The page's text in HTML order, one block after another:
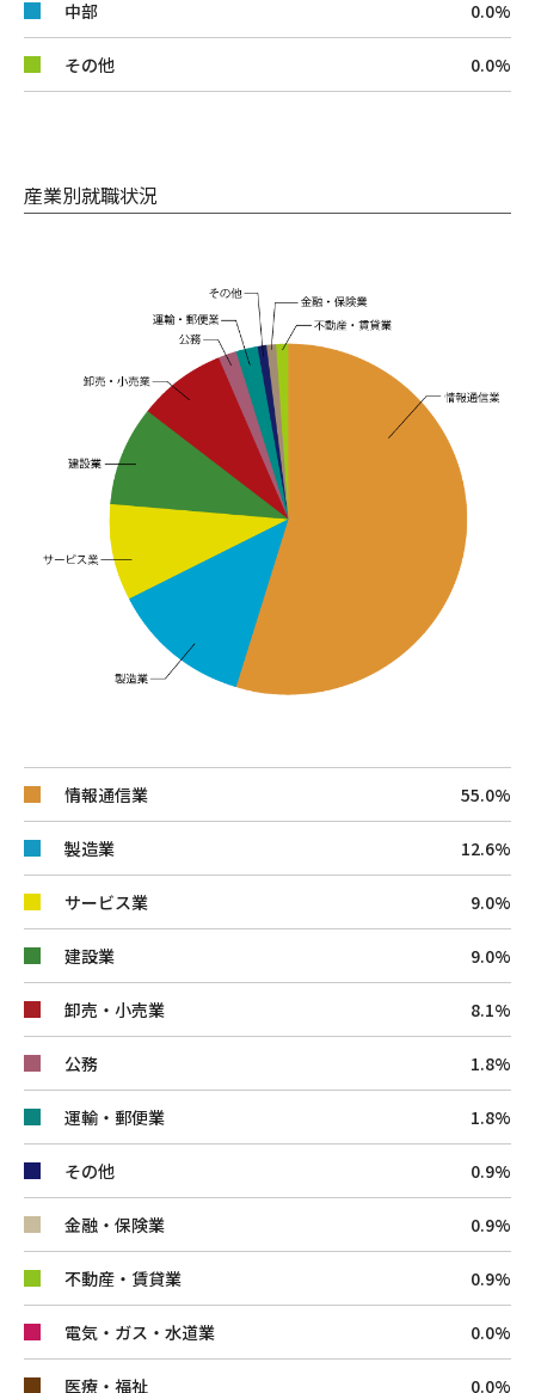
中部 0.0%
その他 0.0%
産業別就職状況
情報通信業 55.0%
製造業 12.6%
サービス業 9.0%
建設業 9.0%
卸売・小売業 8.1%
公務 1.8%
運輸・郵便業 1.8%
その他 0.9%
金融・保険業 0.9%
不動産・賃貸業 0.9%
電気・ガス・水道業 0.0%
医療・福祉 0.0%